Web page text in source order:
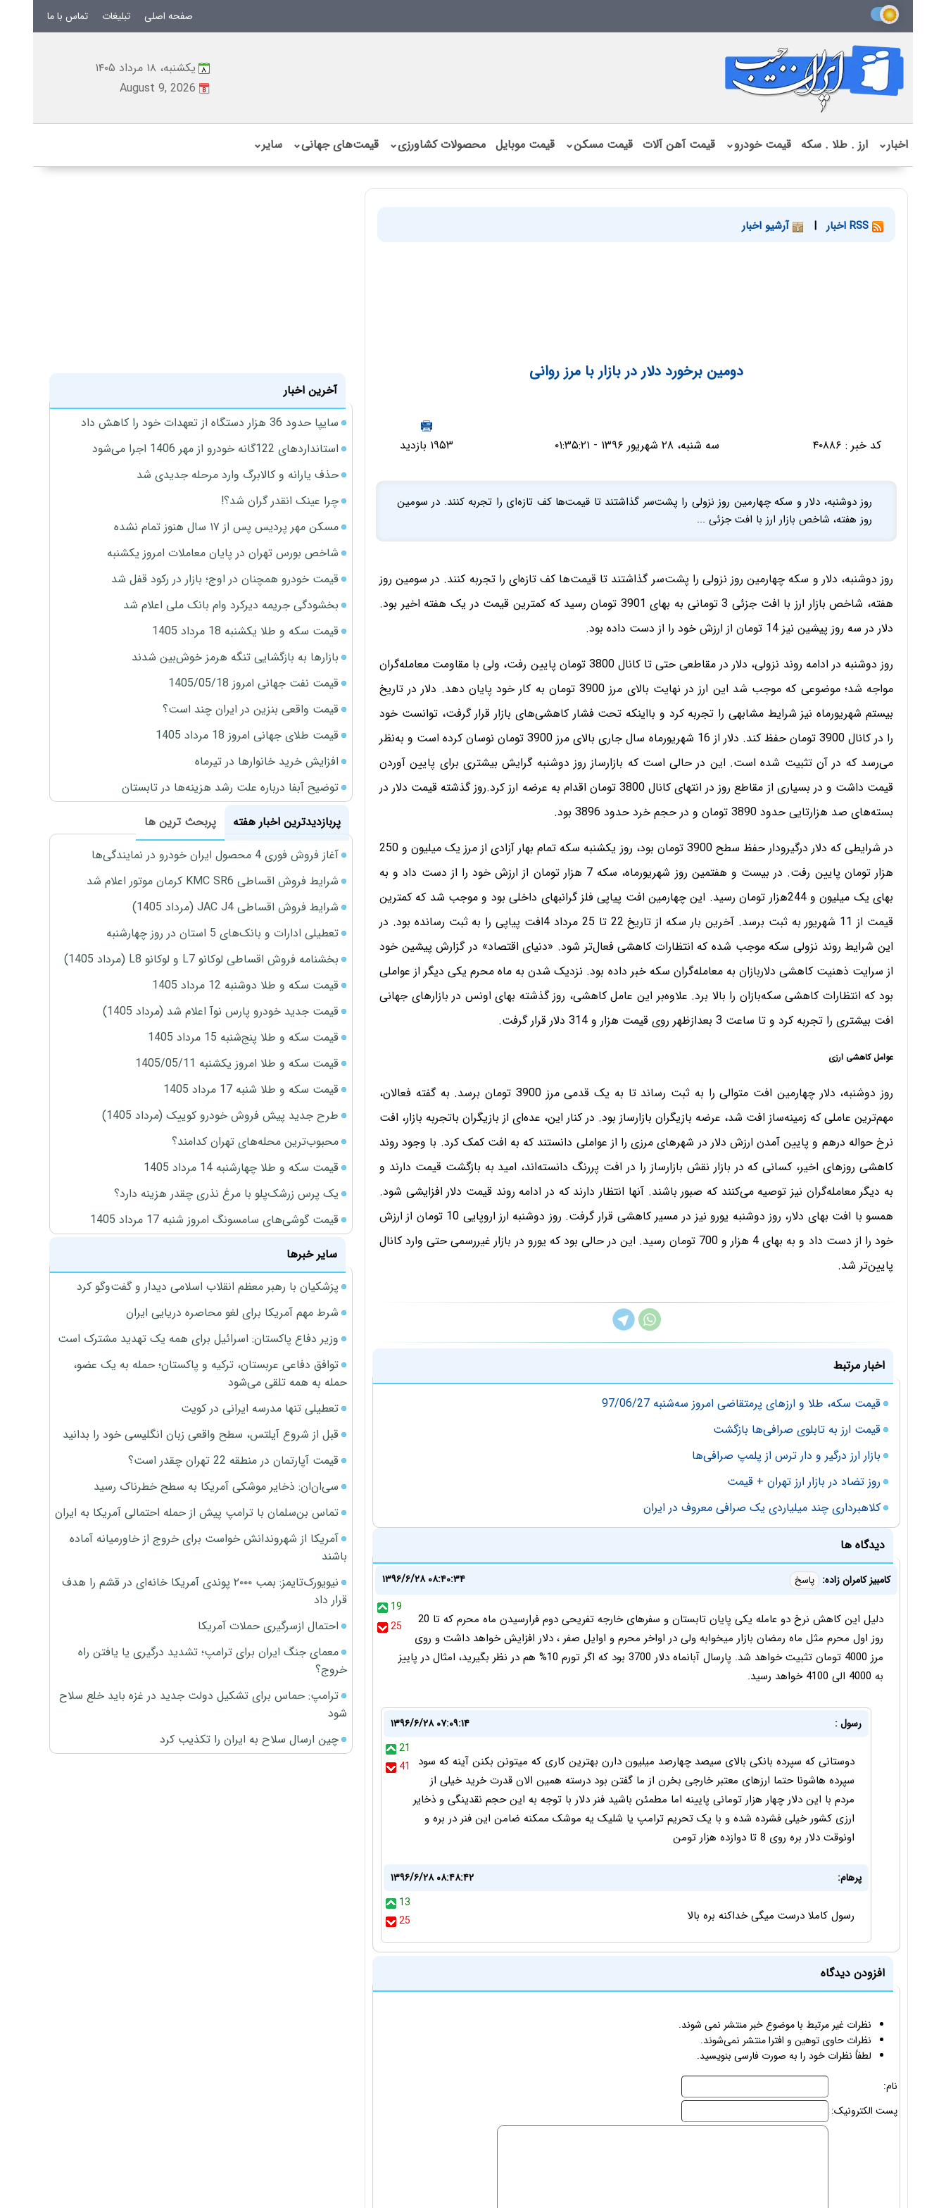
صفحه اصلی تبلیغات تماس با ما
یکشنبه، ۱۸ مرداد ۱۴۰۵
August 9, 2026
اخبار⌄ ارز . طلا . سکه قیمت خودرو⌄ قیمت آهن آلات قیمت مسکن⌄ قیمت موبایل محصولات کشاورزی⌄ قیمت‌های جهانی⌄ سایر⌄
| آرشیو اخبار
دومین برخورد دلار در بازار با مرز روانی
کد خبر : ۴۰۸۸۶ سه شنبه، ۲۸ شهریور ۱۳۹۶ - ۰۱:۳۵:۲۱ ۱۹۵۳ بازدید
روز دوشنبه، دلار و سکه چهارمین روز نزولی را پشت‌سر گذاشتند تا قیمت‌ها کف تازه‌ای را تجربه کنند. در سومین
روز هفته، شاخص بازار ارز با افت جزئی ...
روز دوشنبه، دلار و سکه چهارمین روز نزولی را پشت‌سر گذاشتند تا قیمت‌ها کف تازه‌ای را تجربه کنند. در سومین روز
هفته، شاخص بازار ارز با افت جزئی 3 تومانی به بهای 3901 تومان رسید که کمترین قیمت در یک هفته اخیر بود.
دلار در سه روز پیشین نیز 14 تومان از ارزش خود را از دست داده بود.
روز دوشنبه در ادامه روند نزولی، دلار در مقاطعی حتی تا کانال 3800 تومان پایین رفت، ولی با مقاومت معامله‌گران
مواجه شد؛ موضوعی که موجب شد این ارز در نهایت بالای مرز 3900 تومان به کار خود پایان دهد. دلار در تاریخ
بیستم شهریورماه نیز شرایط مشابهی را تجربه کرد و بااینکه تحت فشار کاهشی‌های بازار قرار گرفت، توانست خود
را در کانال 3900 تومان حفظ کند. دلار از 16 شهریورماه سال جاری بالای مرز 3900 تومان نوسان کرده است و به‌نظر
می‌رسد که در آن تثبیت شده است. این در حالی است که بازارساز روز دوشنبه گرایش بیشتری برای پایین آوردن
قیمت داشت و در بسیاری از مقاطع روز در انتهای کانال 3800 تومان اقدام به عرضه ارز کرد.روز گذشته قیمت دلار در
بسته‌های صد هزارتایی حدود 3890 تومان و در حجم خرد حدود 3896 بود.
در شرایطی که دلار درگیرودار حفظ سطح 3900 تومان بود، روز یکشنبه سکه تمام بهار آزادی از مرز یک میلیون و 250
هزار تومان پایین رفت. در بیست و هفتمین روز شهریورماه، سکه 7 هزار تومان از ارزش خود را از دست داد و به
بهای یک میلیون و 244هزار تومان رسید. این چهارمین افت پیاپی فلز گرانبهای داخلی بود و موجب شد که کمترین
قیمت از 11 شهریور به ثبت برسد. آخرین بار سکه از تاریخ 22 تا 25 مرداد 4افت پیاپی را به ثبت رسانده بود. در
این شرایط روند نزولی سکه موجب شده که انتظارات کاهشی فعال‌تر شود. «دنیای اقتصاد» در گزارش پیشین خود
از سرایت ذهنیت کاهشی دلاربازان به معامله‌گران سکه خبر داده بود. نزدیک شدن به ماه محرم یکی دیگر از عواملی
بود که انتظارات کاهشی سکه‌بازان را بالا برد. علاوه‌بر این عامل کاهشی، روز گذشته بهای اونس در بازارهای جهانی
افت بیشتری را تجربه کرد و تا ساعت 3 بعدازظهر روی قیمت هزار و 314 دلار قرار گرفت.
عوامل کاهشی ارزی
روز دوشنبه، دلار چهارمین افت متوالی را به ثبت رساند تا به یک قدمی مرز 3900 تومان برسد. به گفته فعالان،
مهم‌ترین عاملی که زمینه‌ساز افت شد، عرضه بازیگران بازارساز بود. در کنار این، عده‌ای از بازیگران باتجربه بازار، افت
نرخ حواله درهم و پایین آمدن ارزش دلار در شهرهای مرزی را از عواملی دانستند که به افت کمک کرد. با وجود روند
کاهشی روزهای اخیر، کسانی که در بازار نقش بازارساز را در افت پررنگ دانسته‌اند، امید به بازگشت قیمت دارند و
به دیگر معامله‌گران نیز توصیه می‌کنند که صبور باشند. آنها انتظار دارند که در ادامه روند قیمت دلار افزایشی شود.
همسو با افت بهای دلار، روز دوشنبه یورو نیز در مسیر کاهشی قرار گرفت. روز دوشنبه ارز اروپایی 10 تومان از ارزش
خود را از دست داد و به بهای 4 هزار و 700 تومان رسید. این در حالی بود که یورو در بازار غیررسمی حتی وارد کانال
پایین‌تر شد.
اخبار مرتبط
قیمت سکه، طلا و ارزهای پرمتقاضی امروز سه‌شنبه 97/06/27
قیمت ارز به تابلوی صرافی‌ها بازگشت
بازار ارز درگیر و دار ترس از پلمپ صرافی‌ها
روز تضاد در بازار ارز تهران + قیمت
کلاهبرداری چند میلیاردی یک صرافی معروف در ایران
دیدگاه ها
کامبیز کامران زاده: پاسخ
۱۳۹۶/۶/۲۸ ۰۸:۴۰:۳۴
19
25
دلیل این کاهش نرخ دو عامله یکی پایان تابستان و سفرهای خارجه تفریحی دوم فرارسیدن ماه محرم که تا 20
روز اول محرم مثل ماه رمضان بازار میخوابه ولی در اواخر محرم و اوایل صفر ، دلار افزایش خواهد داشت و روی
مرز 4000 تومان تثبیت خواهد شد. پارسال آبانماه دلار 3700 بود که اگر تورم 10% هم در نظر بگیرید، امثال در پاییز
به 4000 الی 4100 خواهد رسید.
رسول :
۱۳۹۶/۶/۲۸ ۰۷:۰۹:۱۴
21
41
دوستانی که سپرده بانکی بالای سیصد چهارصد میلیون دارن بهترین کاری که میتونن بکنن آینه که سود
سپرده هاشونا حتما ارزهای معتبر خارجی بخرن از ما گفتن بود درسته همین الان قدرت خرید خیلی از
مردم با این دلار چهار هزار تومانی پایینه اما مطمئن باشید فنر دلار با توجه به این حجم نقدینگی و ذخایر
ارزی کشور خیلی فشرده شده و با یک تحریم ترامپ یا شلیک یه موشک ممکنه ضامن این فنر در بره و
اونوقت دلار بره روی 8 تا دوازده هزار تومن
پرهام:
۱۳۹۶/۶/۲۸ ۰۸:۴۸:۴۲
13
25
رسول کاملا درست میگی خداکنه بره بالا
افزودن دیدگاه
نظرات غیر مرتبط با موضوع خبر منتشر نمی شوند.
نظرات حاوی توهین و افترا منتشر نمی‌شوند.
لطفاً نظرات خود را به صورت فارسی بنویسید.
نام:
پست الکترونیک:
آخرین اخبار
سایپا حدود 36 هزار دستگاه از تعهدات خود را کاهش داد
استانداردهای 122گانه خودرو از مهر 1406 اجرا می‌شود
حذف یارانه و کالابرگ وارد مرحله جدیدی شد
چرا عینک انقدر گران شد؟!
مسکن مهر پردیس پس از ۱۷ سال هنوز تمام نشده
شاخص بورس تهران در پایان معاملات امروز یکشنبه
قیمت خودرو همچنان در اوج؛ بازار در رکود قفل شد
بخشودگی جریمه دیرکرد وام بانک ملی اعلام شد
قیمت سکه و طلا یکشنبه 18 مرداد 1405
بازارها به بازگشایی تنگه هرمز خوش‌بین شدند
قیمت نفت جهانی امروز 1405/05/18
قیمت واقعی بنزین در ایران چند است؟
قیمت طلای جهانی امروز 18 مرداد 1405
افزایش خرید خانوارها در تیرماه
توضیح آبفا درباره علت رشد هزینه‌ها در تابستان
پربازدیدترین اخبار هفته
پربحث ترین ها
آغاز فروش فوری 4 محصول ایران خودرو در نمایندگی‌ها
شرایط فروش اقساطی KMC SR6 کرمان موتور اعلام شد
شرایط فروش اقساطی JAC J4 (مرداد 1405)
تعطیلی ادارات و بانک‌های 5 استان در روز چهارشنبه
بخشنامه فروش اقساطی لوکانو L7 و لوکانو L8 (مرداد 1405)
قیمت سکه و طلا دوشنبه 12 مرداد 1405
قیمت جدید خودرو پارس نوآ اعلام شد (مرداد 1405)
قیمت سکه و طلا پنج‌شنبه 15 مرداد 1405
قیمت سکه و طلا امروز یکشنبه 1405/05/11
قیمت سکه و طلا شنبه 17 مرداد 1405
طرح جدید پیش فروش خودرو کوییک (مرداد 1405)
محبوب‌ترین محله‌های تهران کدامند؟
قیمت سکه و طلا چهارشنبه 14 مرداد 1405
یک پرس زرشک‌پلو با مرغ نذری چقدر هزینه دارد؟
قیمت گوشی‌های سامسونگ امروز شنبه 17 مرداد 1405
سایر خبرها
پزشکیان با رهبر معظم انقلاب اسلامی دیدار و گفت‌وگو کرد
شرط مهم آمریکا برای لغو محاصره دریایی ایران
وزیر دفاع پاکستان: اسرائیل برای همه یک تهدید مشترک است
توافق دفاعی عربستان، ترکیه و پاکستان؛ حمله به یک عضو،
حمله به همه تلقی می‌شود
تعطیلی تنها مدرسه ایرانی در کویت
قبل از شروع آیلتس، سطح واقعی زبان انگلیسی خود را بدانید
قیمت آپارتمان در منطقه 22 تهران چقدر است؟
سی‌ان‌ان: ذخایر موشکی آمریکا به سطح خطرناک رسید
تماس بن‌سلمان با ترامپ پیش از حمله احتمالی آمریکا به ایران
آمریکا از شهروندانش خواست برای خروج از خاورمیانه آماده
باشند
نیویورک‌تایمز: بمب ۲۰۰۰ پوندی آمریکا خانه‌ای در قشم را هدف
قرار داد
احتمال ازسرگیری حملات آمریکا
معمای جنگ ایران برای ترامپ؛ تشدید درگیری یا یافتن راه
خروج؟
ترامپ: حماس برای تشکیل دولت جدید در غزه باید خلع سلاح
شود
چین ارسال سلاح به ایران را تکذیب کرد